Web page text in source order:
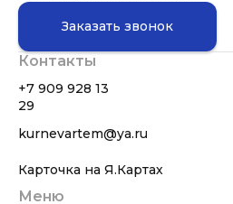
Заказать звонок
Контакты
+7 909 928 13
29
kurnevartem@ya.ru
Карточка на Я.Картах
Меню